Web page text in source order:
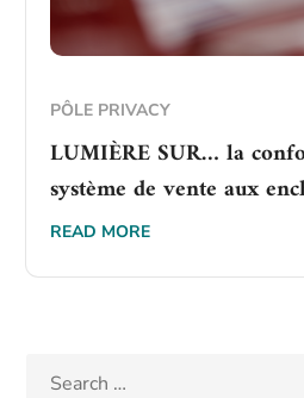
PÔLE PRIVACY
LUMIÈRE SUR… la
système de vente aux
READ MORE